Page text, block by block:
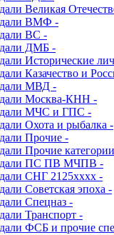
Великая
ВМФ -
ВС -
ДМБ -
Исторические
Казачество и
МВД -
Москва-КНН -
МЧС и ГПС -
Охота и рыбалка -
Прочие -
Прочие
ПС ПВ МЧПВ -
СНГ 2125хххх -
Советская эпоха -
Спецназ -
Транспорт -
ФСБ и прочие